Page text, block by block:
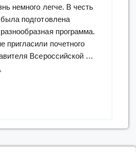
немного легче. В честь
подготовлена
программа.
пригласили почетного
Всероссийской …